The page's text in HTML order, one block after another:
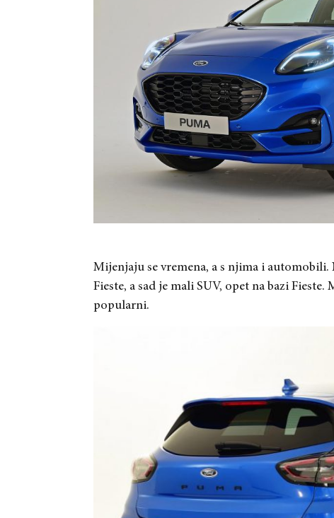
Mijenjaju se vremena, a s njima i
Fieste, a sad je mali SUV, opet na bazi
popularni.